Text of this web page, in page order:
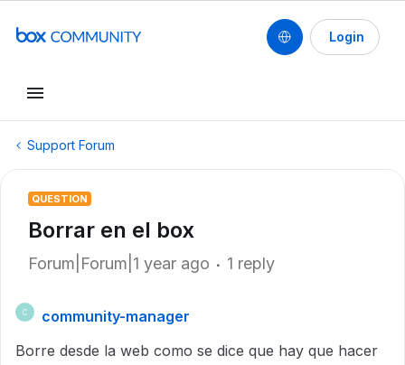
Login
Support Forum
QUESTION
Borrar en el box
Forum|Forum|1 year ago 1 reply
C
community-manager
Borre desde la web como se dice que hay que hacer